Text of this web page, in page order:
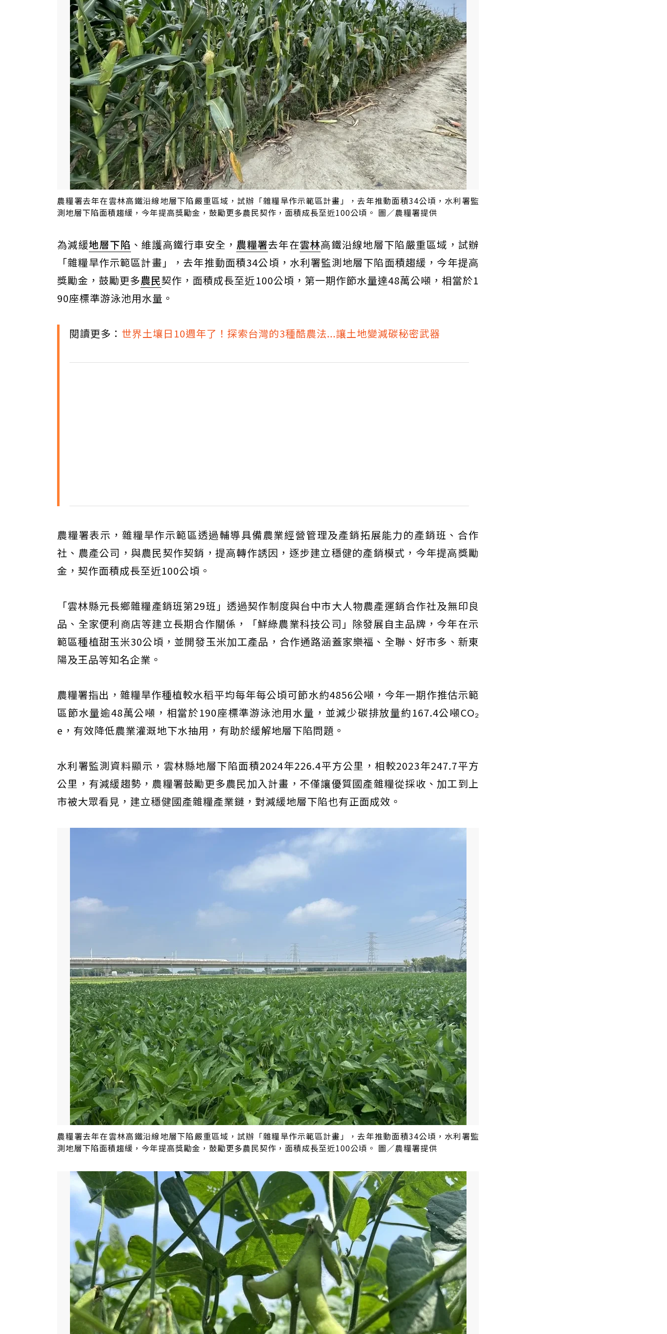
農糧署去年在雲林高鐵沿線地層下陷嚴重區域，試辦「雜糧旱作示範區計畫」，去年推動面積34公頃，水利署監
測地層下陷面積趨緩，今年提高獎勵金，鼓勵更多農民契作，面積成長至近100公頃。 圖／農糧署提供
為減緩地層下陷 、維護高鐵行車安全， 農糧署去年在雲林高鐵沿線地層下陷嚴重區域，試辦
「雜糧旱作示範區計畫」，去年推動面積34公頃，水利署監測地層下陷面積趨緩，今年提高
獎勵金，鼓勵更多農民契作，面積成長至近100公頃，第一期作節水量達48萬公噸，相當於1
90座標準游泳池用水量。
閱讀更多： 世界土壤日10週年了！探索台灣的3種酷農法...讓土地變減碳秘密武器
農糧署表示，雜糧旱作示範區透過輔導具備農業經營管理及產銷拓展能力的產銷班、合作
社、農產公司，與農民契作契銷，提高轉作誘因，逐步建立穩健的產銷模式，今年提高獎勵
金，契作面積成長至近100公頃。
「雲林縣元長鄉雜糧產銷班第29班」透過契作制度與台中市大人物農產運銷合作社及無印良
品、全家便利商店等建立長期合作關係，「鮮綠農業科技公司」除發展自主品牌，今年在示
範區種植甜玉米30公頃，並開發玉米加工產品，合作通路涵蓋家樂福、全聯、好市多、新東
陽及王品等知名企業。
農糧署指出，雜糧旱作種植較水稻平均每年每公頃可節水約4856公噸，今年一期作推估示範
區節水量逾48萬公噸，相當於190座標準游泳池用水量，並減少碳排放量約167.4公噸CO₂
e，有效降低農業灌溉地下水抽用，有助於緩解地層下陷問題。
水利署監測資料顯示，雲林縣地層下陷面積2024年226.4平方公里，相較2023年247.7平方
公里，有減緩趨勢，農糧署鼓勵更多農民加入計畫，不僅讓優質國產雜糧從採收、加工到上
市被大眾看見，建立穩健國產雜糧產業鏈，對減緩地層下陷也有正面成效。
農糧署去年在雲林高鐵沿線地層下陷嚴重區域，試辦「雜糧旱作示範區計畫」，去年推動面積34公頃，水利署監
測地層下陷面積趨緩，今年提高獎勵金，鼓勵更多農民契作，面積成長至近100公頃。 圖／農糧署提供